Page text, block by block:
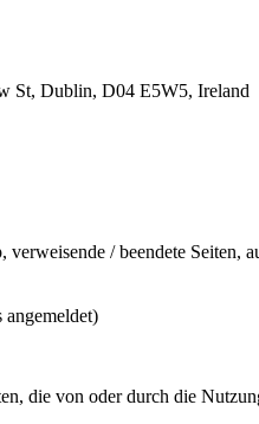
St, Dublin, D04 E5W5, Ireland
/ beendete Seiten,
die von oder durch die